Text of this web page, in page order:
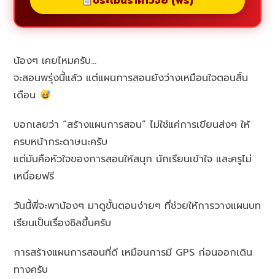
น้องๆ เคยไหมครับ…
จะสอนพรุ่งนี้แล้ว แต่แผนการสอนยังว่างเหมือนใจตอนสิ้น
เดือน
บอกเลยว่า “สร้างแผนการสอน” ไม่ใช่แค่การเขียนส่งๆ ให้
ครบหน้ากระดาษนะครับ
แต่มันคือหัวใจของการสอนให้สนุก นักเรียนเข้าใจ และครูไม่
เหนื่อยฟรี
วันนี้พี่จะพาน้องๆ มาดูขั้นตอนง่ายๆ ที่ช่วยให้การวางแผนบท
เรียนเป็นเรื่องชิลขึ้นครับ
การสร้างแผนการสอนที่ดี เหมือนการมี GPS ก่อนออกเดิน
ทางครับ